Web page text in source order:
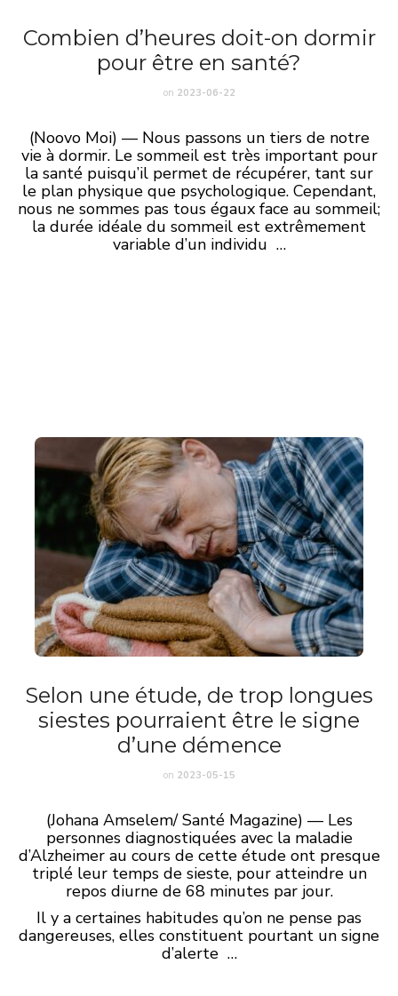
Combien d’heures doit-on dormir
pour être en santé?
on 2023-06-22
(Noovo Moi) — Nous passons un tiers de notre
vie à dormir. Le sommeil est très important pour
la santé puisqu’il permet de récupérer, tant sur
le plan physique que psychologique. Cependant,
nous ne sommes pas tous égaux face au sommeil;
la durée idéale du sommeil est extrêmement
variable d’un individu …
Selon une étude, de trop longues
siestes pourraient être le signe
d’une démence
on 2023-05-15
(Johana Amselem/ Santé Magazine) — Les
personnes diagnostiquées avec la maladie
d’Alzheimer au cours de cette étude ont presque
triplé leur temps de sieste, pour atteindre un
repos diurne de 68 minutes par jour.
Il y a certaines habitudes qu’on ne pense pas
dangereuses, elles constituent pourtant un signe
d’alerte …